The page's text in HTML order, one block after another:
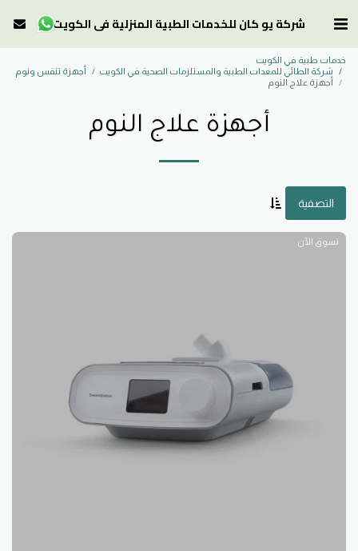
شركة يو كان للخدمات الطبية المنزلية في الكويت
خدمات طبية في الكويت
شركة الطائي للمعدات الطبية والمستلزمات الصحية في الكويت
أجهزة تنفس ونوم
أجهزة علاج النوم
أجهزة علاج النوم
التصفية
تسوق الآن